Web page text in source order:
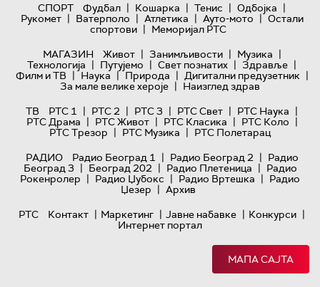
СПОРТ
Фудбал | Кошарка | Тенис | Одбојка |
Рукомет | Ватерполо | Атлетика | Ауто-мото | Остали
спортови | Меморијал РТС
МАГАЗИН
Живот | Занимљивости | Музика |
Технологијa | Путујемо | Свет познатих | Здравље |
Филм и ТВ | Наука | Природа | Дигитални предузетник |
За мале велике хероје | Наизглед здрав
ТВ
РТС 1 | РТС 2 | РТС 3 | РТС Свет | РТС Наука |
РТС Драма | РТС Живот | РТС Класика | РТС Коло |
РТС Трезор | РТС Музика | РТС Полетарац
РАДИО
Радио Београд 1 | Радио Београд 2 | Радио
Београд 3 | Београд 202 | Радио Плетеница | Радио
Рокенролер | Радио Џубокс | Радио Вртешка | Радио
Џезер | Архив
РТС
Контакт | Маркетинг | Јавне набавке | Конкурси |
Интернет портал
МАПА САЈТА